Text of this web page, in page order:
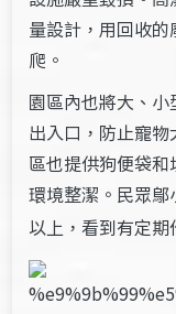
量設計，用回收
爬。
園區內也將大、
出入口，防止寵
區也提供狗便袋
環境整潔。民眾
以上，看到有定期